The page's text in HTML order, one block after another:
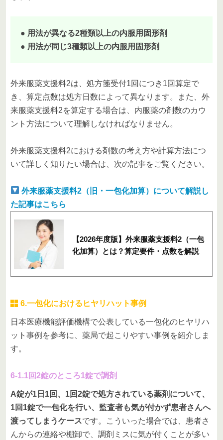
● 用法が異なる2種類以上の内服用固形剤
● 用法が同じ3種類以上の内服用固形剤
外来服薬支援料2は、処方箋受付1回につき1回算定で
き、算定点数は処方日数によって異なります。また、外
来服薬支援料2を算定する場合は、内服薬の剤数のカウ
ント方法について理解しなければなりません。
外来服薬支援料2における剤数の考え方や計算方法につ
いて詳しく知りたい場合は、次の記事をご覧ください。
外来服薬支援料2（旧・一包化加算）について解説し
た記事はこちら
【2026年度版】外来服薬支援料2（一包
化加算）とは？算定要件・点数を解説
6.一包化におけるヒヤリハット事例
日本医療機能評価機構で公表している一包化のヒヤリハ
ット事例を参考に、薬局で起こりやすい事例を紹介しま
す。
6-1.1回2錠のところ1錠で調剤
A錠が1日1回、1回2錠で処方されている薬剤について、
1回1錠で一包化を行い、監査者も気が付かず患者さんへ
渡ってしまうケースです。こういった場合では、患者さ
んからの連絡や棚卸で、調剤ミスに気が付くことが多い